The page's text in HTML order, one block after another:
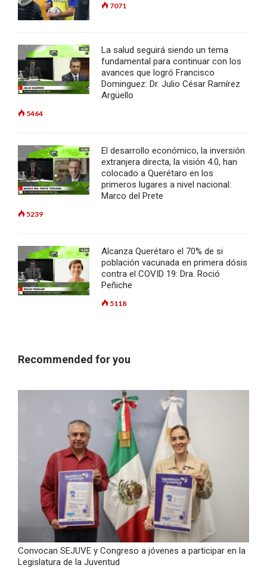
7071
La salud seguirá siendo un tema
fundamental para continuar con los
avances que logró Francisco
Dominguez: Dr. Julio César Ramírez
Argüello
5464
El desarrollo económico, la inversión
extranjera directa, la visión 4.0, han
colocado a Querétaro en los
primeros lugares a nivel nacional:
Marco del Prete
5239
Alcanza Querétaro el 70% de si
población vacunada en primera dósis
contra el COVID 19: Dra. Roció
Peñiche
5118
Recommended for you
Convocan SEJUVE y Congreso a jóvenes a participar en la
Legislatura de la Juventud